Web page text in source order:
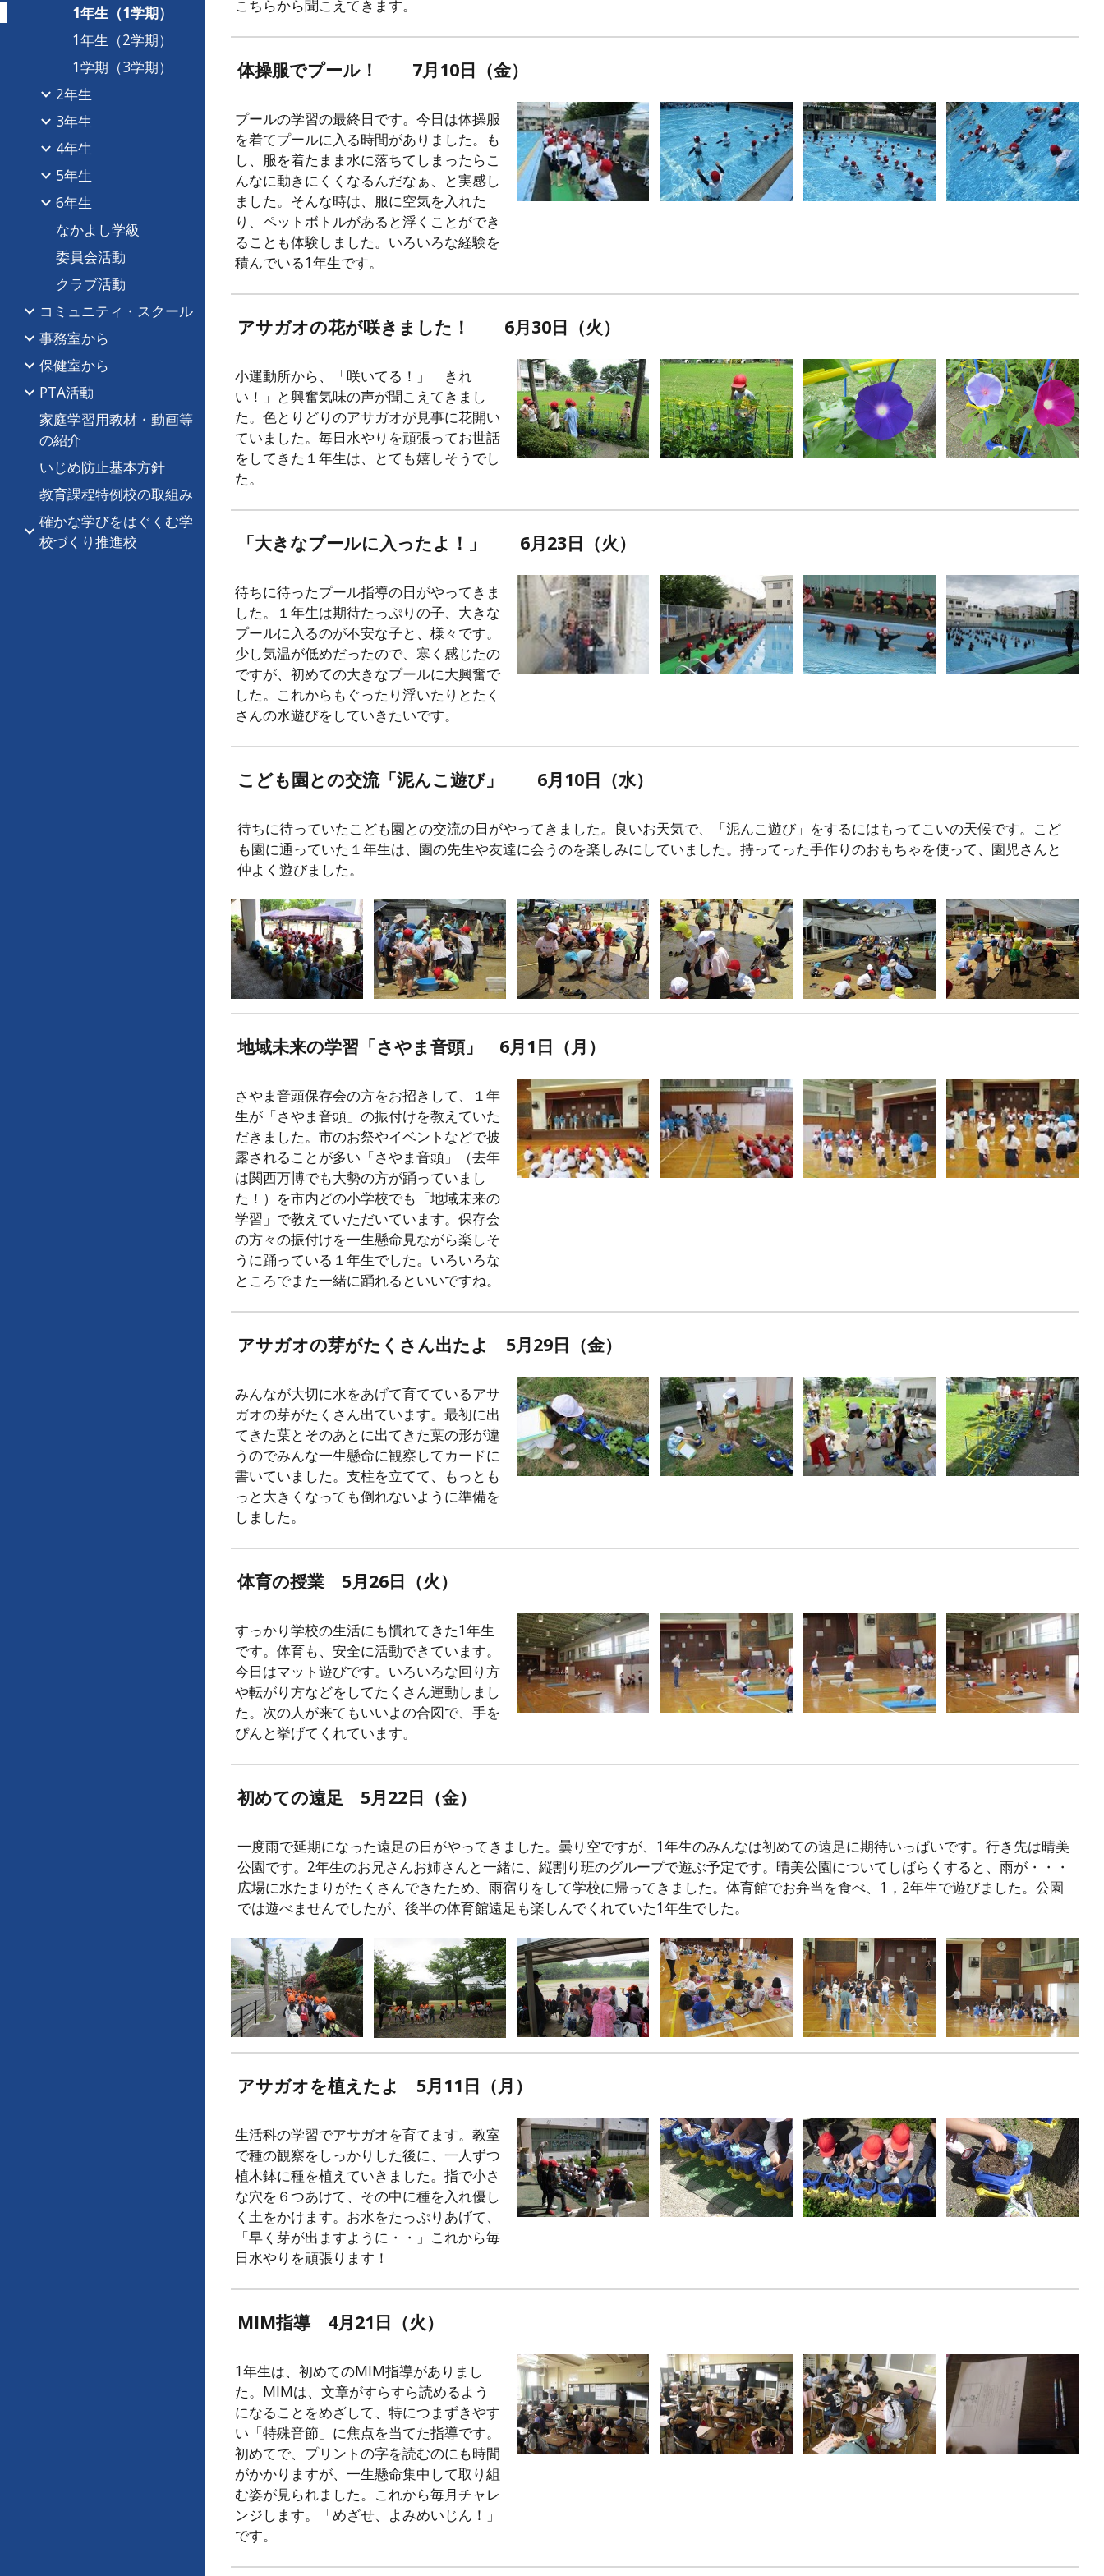
1年生（1学期）
1年生（2学期）
1学期（3学期）
2年生
3年生
4年生
5年生
6年生
なかよし学級
委員会活動
クラブ活動
コミュニティ・スクール
事務室から
保健室から
PTA活動
家庭学習用教材・動画等
の紹介
いじめ防止基本方針
教育課程特例校の取組み
確かな学びをはぐくむ学
校づくり推進校
こちらから聞こえてきます。
体操服でプール！ 7月10日（金）
プールの学習の最終日です。今日は体操服
を着てプールに入る時間がありました。も
し、服を着たまま水に落ちてしまったらこ
んなに動きにくくなるんだなぁ、と実感し
ました。そんな時は、服に空気を入れた
り、ペットボトルがあると浮くことができ
ることも体験しました。いろいろな経験を
積んでいる1年生です。
アサガオの花が咲きました！ 6月30日（火）
小運動所から、「咲いてる！」「きれ
い！」と興奮気味の声が聞こえてきまし
た。色とりどりのアサガオが見事に花開い
ていました。毎日水やりを頑張ってお世話
をしてきた１年生は、とても嬉しそうでし
た。
「大きなプールに入ったよ！」 6月23日（火）
待ちに待ったプール指導の日がやってきま
した。１年生は期待たっぷりの子、大きな
プールに入るのが不安な子と、様々です。
少し気温が低めだったので、寒く感じたの
ですが、初めての大きなプールに大興奮で
した。これからもぐったり浮いたりとたく
さんの水遊びをしていきたいです。
こども園との交流「泥んこ遊び」 6月10日（水）
待ちに待っていたこども園との交流の日がやってきました。良いお天気で、「泥んこ遊び」をするにはもってこいの天候です。こど
も園に通っていた１年生は、園の先生や友達に会うのを楽しみにしていました。持ってった手作りのおもちゃを使って、園児さんと
仲よく遊びました。
地域未来の学習「さやま音頭」 6月1日（月）
さやま音頭保存会の方をお招きして、１年
生が「さやま音頭」の振付けを教えていた
だきました。市のお祭やイベントなどで披
露されることが多い「さやま音頭」（去年
は関西万博でも大勢の方が踊っていまし
た！）を市内どの小学校でも「地域未来の
学習」で教えていただいています。保存会
の方々の振付けを一生懸命見ながら楽しそ
うに踊っている１年生でした。いろいろな
ところでまた一緒に踊れるといいですね。
アサガオの芽がたくさん出たよ 5月29日（金）
みんなが大切に水をあげて育てているアサ
ガオの芽がたくさん出ています。最初に出
てきた葉とそのあとに出てきた葉の形が違
うのでみんな一生懸命に観察してカードに
書いていました。支柱を立てて、もっとも
っと大きくなっても倒れないように準備を
しました。
体育の授業 5月26日（火）
すっかり学校の生活にも慣れてきた1年生
です。体育も、安全に活動できています。
今日はマット遊びです。いろいろな回り方
や転がり方などをしてたくさん運動しまし
た。次の人が来てもいいよの合図で、手を
ぴんと挙げてくれています。
初めての遠足 5月22日（金）
一度雨で延期になった遠足の日がやってきました。曇り空ですが、1年生のみんなは初めての遠足に期待いっぱいです。行き先は晴美
公園です。2年生のお兄さんお姉さんと一緒に、縦割り班のグループで遊ぶ予定です。晴美公園についてしばらくすると、雨が・・・
広場に水たまりがたくさんできたため、雨宿りをして学校に帰ってきました。体育館でお弁当を食べ、1，2年生で遊びました。公園
では遊べませんでしたが、後半の体育館遠足も楽しんでくれていた1年生でした。
アサガオを植えたよ 5月11日（月 ）
生活科の学習でアサガオを育てます。教室
で種の観察をしっかりした後に、一人ずつ
植木鉢に種を植えていきました。指で小さ
な穴を６つあけて、その中に種を入れ優し
く土をかけます。お水をたっぷりあげて、
「早く芽が出ますように・・」これから毎
日水やりを頑張ります！
MIM指導 4月21日（火）
1年生は、初めてのMIM指導がありまし
た。MIMは、文章がすらすら読めるよう
になることをめざして、特につまずきやす
い「特殊音節」に焦点を当てた指導です。
初めてで、プリントの字を読むのにも時間
がかかりますが、一生懸命集中して取り組
む姿が見られました。これから毎月チャレ
ンジします。「めざせ、よみめいじん！」
です。